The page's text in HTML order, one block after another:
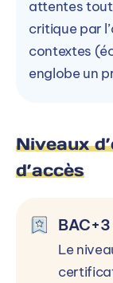
attentes
critique par
contextes
englobe un
Niveaux
d’accès
BAC+3
Le